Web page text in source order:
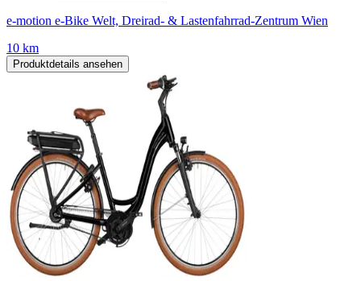
e-motion e-Bike Welt, Dreirad- & Lastenfahrrad-Zentrum Wien
10 km
Produktdetails ansehen